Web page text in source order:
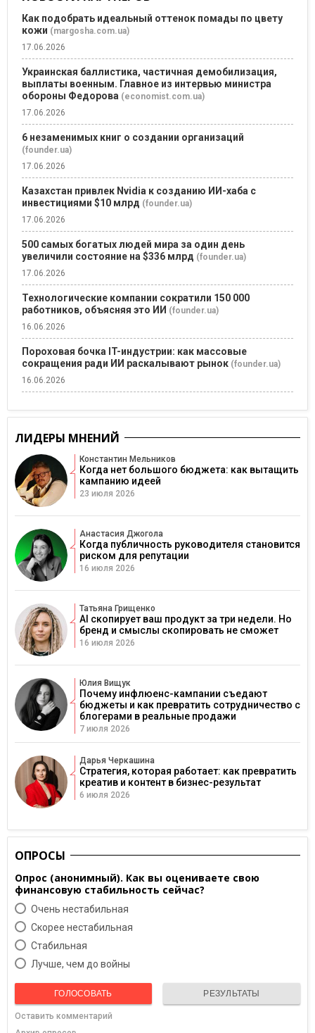
Как подобрать идеальный оттенок помады по цвету
кожи (margosha.com.ua)
17.06.2026
Украинская баллистика, частичная демобилизация,
выплаты военным. Главное из интервью министра
обороны Федорова (economist.com.ua)
17.06.2026
6 незаменимых книг о создании организаций
(founder.ua)
17.06.2026
Казахстан привлек Nvidia к созданию ИИ-хаба с
инвестициями $10 млрд (founder.ua)
17.06.2026
500 самых богатых людей мира за один день
увеличили состояние на $336 млрд (founder.ua)
17.06.2026
Технологические компании сократили 150 000
работников, объясняя это ИИ (founder.ua)
16.06.2026
Пороховая бочка IT-индустрии: как массовые
сокращения ради ИИ раскалывают рынок (founder.ua)
16.06.2026
ЛИДЕРЫ МНЕНИЙ
Константин Мельников
Когда нет большого бюджета: как вытащить
кампанию идеей
23 июля 2026
Анастасия Джогола
Когда публичность руководителя становится
риском для репутации
16 июля 2026
Татьяна Грищенко
AI скопирует ваш продукт за три недели. Но
бренд и смыслы скопировать не сможет
16 июля 2026
Юлия Вищук
Почему инфлюенс-кампании съедают
бюджеты и как превратить сотрудничество с
блогерами в реальные продажи
7 июля 2026
Дарья Черкашина
Стратегия, которая работает: как превратить
креатив и контент в бизнес-результат
6 июля 2026
ОПРОСЫ
Опрос (анонимный). Как вы оцениваете свою
финансовую стабильность сейчас?
Очень нестабильная
Скорее нестабильная
Cтабильная
Лучше, чем до войны
ГОЛОСОВАТЬ РЕЗУЛЬТАТЫ
Оставить комментарий